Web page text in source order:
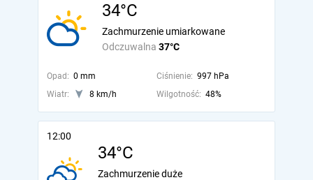
34°C
Odczuwalna 37°C
Zachmurzenie umiarkowane
Opad: 0 mm Ciśnienie: 997 hPa
Wiatr:
8 km/h Wilgotność: 48%
12:00
34°C
Zachmurzenie duże